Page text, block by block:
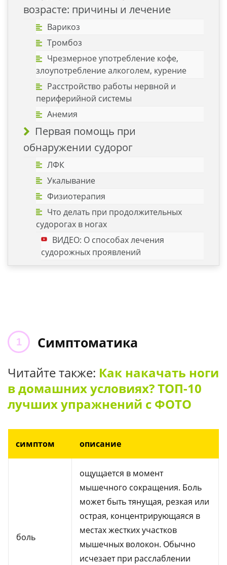
возрасте: причины и лечение
Варикоз
Тромбоз
Чрезмерное употребление кофе,
злоупотребление алкоголем, курение
Расстройство работы нервной и
периферийной системы
Анемия
Первая помощь при
обнаружении судорог
ЛФК
Укалывание
Физиотерапия
Что делать при продолжительных
судорогах в ногах
ВИДЕО: О способах лечения
судорожных проявлений
Симптоматика
Читайте также: Как накачать ноги
в домашних условиях? ТОП-10
лучших упражнений с ФОТО
симптом описание
боль
ощущается в момент
мышечного сокращения. Боль
может быть тянущая, резкая или
острая, концентрирующаяся в
местах жестких участков
мышечных волокон. Обычно
исчезает при расслаблении